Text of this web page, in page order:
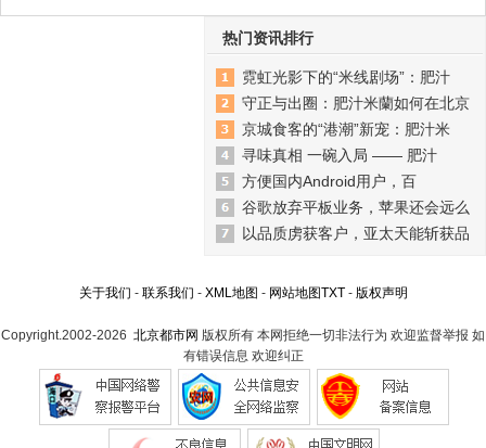
热门资讯排行
霓虹光影下的“米线剧场”：肥汁
守正与出圈：肥汁米蘭如何在北京
京城食客的“港潮”新宠：肥汁米
寻味真相 一碗入局 —— 肥汁
方便国内Android用户，百
谷歌放弃平板业务，苹果还会远么
以品质虏获客户，亚太天能斩获品
关于我们 - 联系我们 - XML地图 - 网站地图TXT- 版权声明
Copyright.2002-2026 北京都市网 版权所有 本网拒绝一切非法行为 欢迎监督举报 如
有错误信息 欢迎纠正